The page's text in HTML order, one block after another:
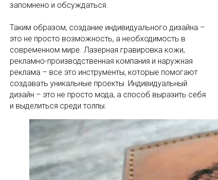
запомнено и обсуждаться.
Таким образом, создание индивидуального дизайна –
это не просто возможность, а необходимость в
современном мире. Лазерная гравировка кожи,
рекламно-производственная компания и наружная
реклама – все это инструменты, которые помогают
создавать уникальные проекты. Индивидуальный
дизайн – это не просто мода, а способ выразить себя
и выделиться среди толпы.